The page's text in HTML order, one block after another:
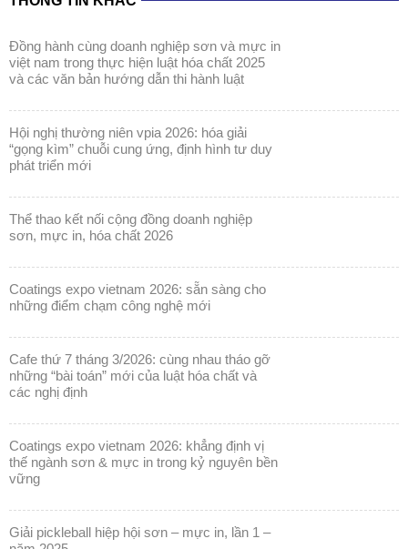
đồng hành cùng doanh nghiệp sơn và mực in
việt nam trong thực hiện luật hóa chất 2025
và các văn bản hướng dẫn thi hành luật
hội nghị thường niên vpia 2026: hóa giải
“gọng kìm” chuỗi cung ứng, định hình tư duy
phát triển mới
thể thao kết nối cộng đồng doanh nghiệp
sơn, mực in, hóa chất 2026
coatings expo vietnam 2026: sẵn sàng cho
những điểm chạm công nghệ mới
cafe thứ 7 tháng 3/2026: cùng nhau tháo gỡ
những “bài toán” mới của luật hóa chất và
các nghị định
coatings expo vietnam 2026: khẳng định vị
thế ngành sơn & mực in trong kỷ nguyên bền
vững
giải pickleball hiệp hội sơn – mực in, lần 1 –